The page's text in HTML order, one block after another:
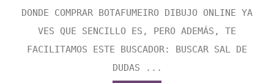
DONDE COMPRAR BOTAFUMEIRO DIBUJO ONLINE YA
VES QUE SENCILLO ES, PERO ADEMÁS, TE
FACILITAMOS ESTE BUSCADOR: BUSCAR SAL DE
DUDAS ...